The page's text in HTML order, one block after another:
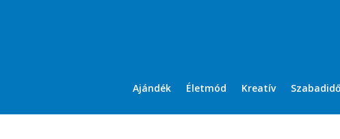
Ajándék Életmód Kreatív Szabadidő